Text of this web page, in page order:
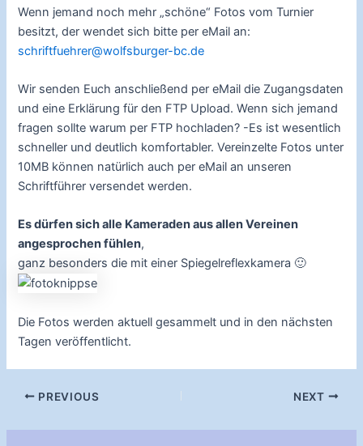
Wenn jemand noch mehr „schöne“ Fotos vom Turnier
besitzt, der wendet sich bitte per eMail an:
schriftfuehrer@wolfsburger-bc.de
Wir senden Euch anschließend per eMail die Zugangsdaten
und eine Erklärung für den FTP Upload. Wenn sich jemand
fragen sollte warum per FTP hochladen? -Es ist wesentlich
schneller und deutlich komfortabler. Vereinzelte Fotos unter
10MB können natürlich auch per eMail an unseren
Schriftführer versendet werden.
Es dürfen sich alle Kameraden aus allen Vereinen
angesprochen fühlen,
ganz besonders die mit einer Spiegelreflexkamera 🙂
Die Fotos werden aktuell gesammelt und in den nächsten
Tagen veröffentlicht.
Post
PREVIOUS NEXT